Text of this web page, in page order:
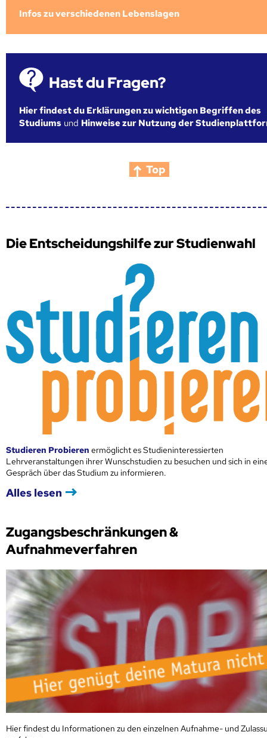
Infos zu verschiedenen Lebenslagen
Hast du Fragen?
Hier findest du Erklärungen zu wichtigen Begriffen des
Studiums und Hinweise zur Nutzung der
Top
Die Entscheidungshilfe zur Studienwahl
Studieren Probieren ermöglicht es Studieninteressierten
Lehrveranstaltungen ihrer Wunschstudien zu besuchen und sich in
Gespräch über das Studium zu informieren.
Alles lesen
Zugangsbeschränkungen &
Aufnahmeverfahren
Hier findest du Informationen zu den einzelnen Aufnahme- und